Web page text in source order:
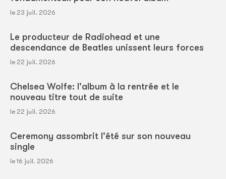
le 23 juil. 2026
Le producteur de Radiohead et une
descendance de Beatles unissent leurs forces
le 22 juil. 2026
Chelsea Wolfe: l'album à la rentrée et le
nouveau titre tout de suite
le 22 juil. 2026
Ceremony assombrit l'été sur son nouveau
single
le 16 juil. 2026